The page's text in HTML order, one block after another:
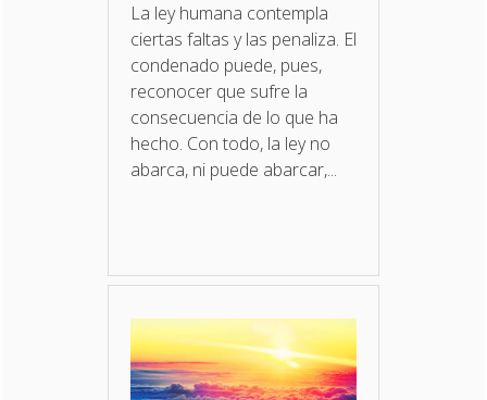
La ley humana contempla
ciertas faltas y las penaliza. El
condenado puede, pues,
reconocer que sufre la
consecuencia de lo que ha
hecho. Con todo, la ley no
abarca, ni puede abarcar,...